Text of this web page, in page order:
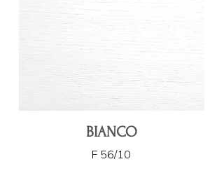
BIANCO
F 56/10